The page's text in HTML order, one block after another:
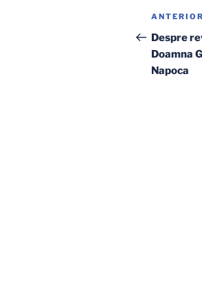
în
Articolul
anterior
ANTERIOR
Despre
Doamna
Napoca